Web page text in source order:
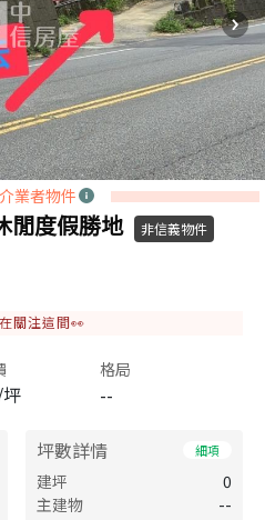
業者物件
閒度假勝地 非信義物件
關注這間👀
格局
--
坪數詳情 細項
建坪
0
主建物
--